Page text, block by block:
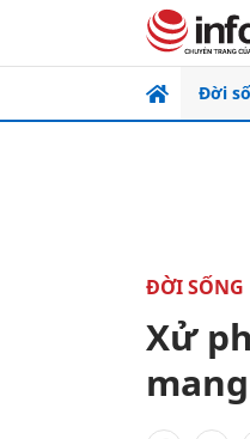
Đời
ĐỜI SỐNG
Xử